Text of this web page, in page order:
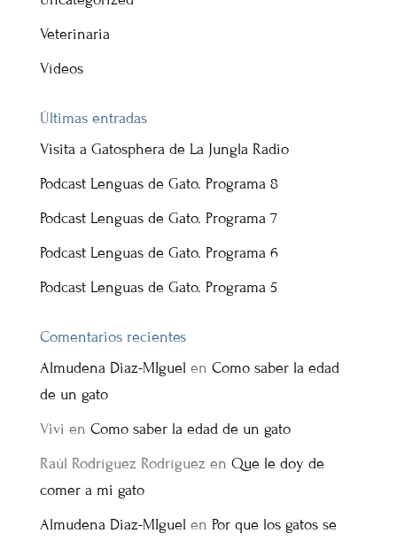
Veterinaria
Vídeos
Últimas entradas
Visita a Gatosphera de La Jungla Radio
Podcast Lenguas de Gato. Programa 8
Podcast Lenguas de Gato. Programa 7
Podcast Lenguas de Gato. Programa 6
Podcast Lenguas de Gato. Programa 5
Comentarios recientes
Almudena Diaz-MIguel en Como saber la edad
de un gato
Vivi en Como saber la edad de un gato
Raúl Rodríguez Rodríguez en Que le doy de
comer a mi gato
Almudena Diaz-MIguel en Por que los gatos se